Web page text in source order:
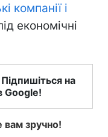
компанії і
економічні
на
Google!
вам зручно!